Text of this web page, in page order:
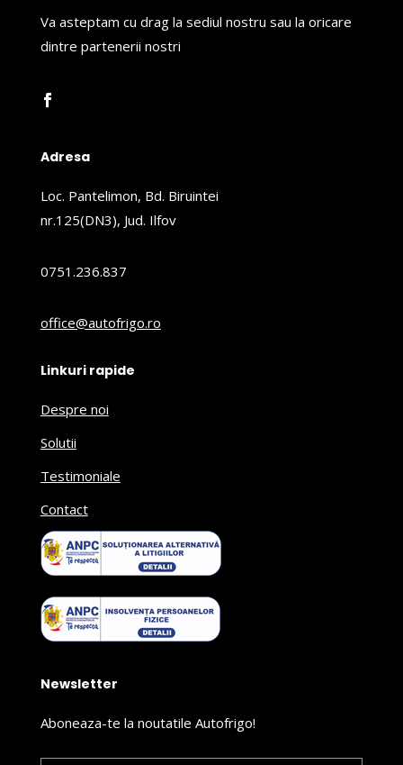
Va asteptam cu drag la sediul nostru sau la oricare
dintre partenerii nostri
Adresa
Loc. Pantelimon, Bd. Biruintei
nr.125(DN3), Jud. Ilfov
0751.236.837
office@autofrigo.ro
Linkuri rapide
Despre noi
Solutii
Testimoniale
Contact
Newsletter
Aboneaza-te la noutatile Autofrigo!